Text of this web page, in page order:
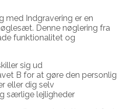
med Indgravering er en
Denne nøglering fra
funktionalitet og
sig ud
B for at gøre den personlig
eller dig selv
særlige lejligheder